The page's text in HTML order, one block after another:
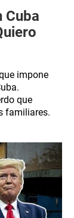
Cuba
impone
que
familiares.